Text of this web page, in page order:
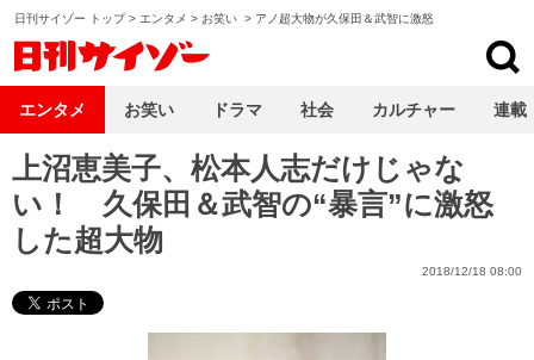
日刊サイゾー トップ> エンタメ > お笑い > アノ超大物が久保田＆武智に激怒
上沼恵美子、松本人志だけじゃな
い！ 久保田＆武智の“暴言”に激怒
した超大物
2018/12/18 08:00
エンタメ お笑い ドラマ 社会 カルチャー 連載